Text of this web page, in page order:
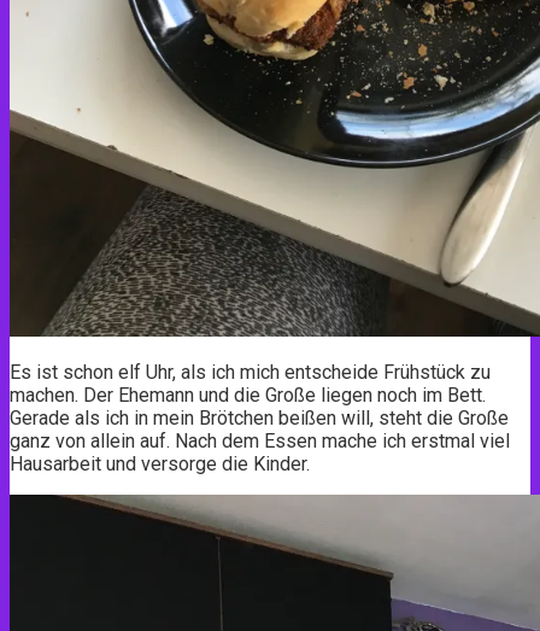
Es ist schon elf Uhr, als ich mich entscheide Frühstück zu
machen. Der Ehemann und die Große liegen noch im Bett.
Gerade als ich in mein Brötchen beißen will, steht die Große
ganz von allein auf. Nach dem Essen mache ich erstmal viel
Hausarbeit und versorge die Kinder.